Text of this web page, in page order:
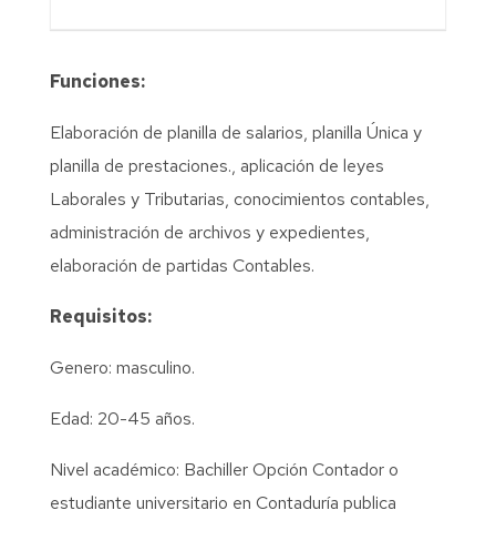
Funciones:
Elaboración de planilla de salarios, planilla Única y
planilla de prestaciones., aplicación de leyes
Laborales y Tributarias, conocimientos contables,
administración de archivos y expedientes,
elaboración de partidas Contables.
Requisitos:
Genero: masculino.
Edad: 20-45 años.
Nivel académico: Bachiller Opción Contador o
estudiante universitario en Contaduría publica